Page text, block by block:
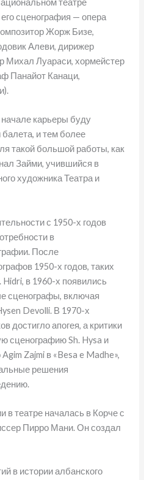
театре
сценография — опера
Жорж Бизе,
Алеви, дирижер
Михал Луарaси, хормейстер
Панайот Канаци,
начале карьеры буду
балета, и тем более
такой большой работы, как
Займи, учившийся в
художника Театра и
с 1950-х годов
в
После
1950-х годов, таких
Hidri, в 1960-х появились
сценографы, включая
Devolli. В 1970-х
достигло апогея, а критики
сценографию Sh. Hysa и
Zajmi в «Besa e Madhe»,
решения
в театре началась в Корче с
Пирро Мани. Он создал
в истории албанского